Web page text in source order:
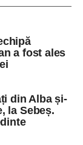
a fost ales
din Alba și-
la Sebeș.